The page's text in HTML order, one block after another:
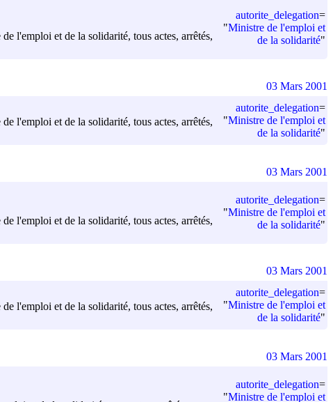
l'emploi et de la solidarité, tous actes, arrêtés,
autorite_delegation=
"Ministre de l'emploi et
de la solidarité"
l'emploi et de la solidarité, tous actes, arrêtés,
autorite_delegation=
"Ministre de l'emploi et
de la solidarité"
03 Mars 2001
l'emploi et de la solidarité, tous actes, arrêtés,
autorite_delegation=
"Ministre de l'emploi et
de la solidarité"
03 Mars 2001
l'emploi et de la solidarité, tous actes, arrêtés,
autorite_delegation=
"Ministre de l'emploi et
de la solidarité"
03 Mars 2001
autorite_delegation=
"Ministre de l'emploi et
03 Mars 2001